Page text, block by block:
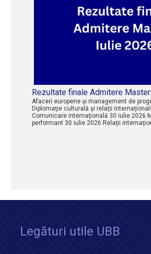
Rezultate finale Admitere
Afaceri europene şi management de
Diplomaţie culturală şi relaţii
Comunicare internaţională 30 iulie 2026
performant 30 iulie 2026 Relaţii
Legături utile UBB